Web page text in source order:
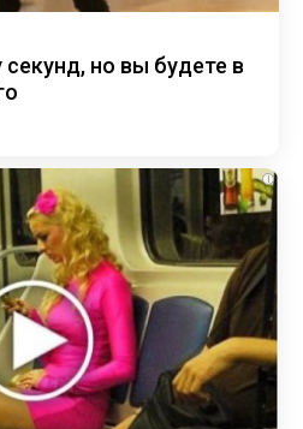
но вы будете в
i